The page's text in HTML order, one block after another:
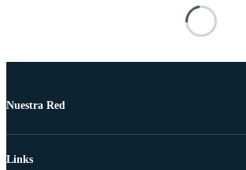
Nuestra Red
Links